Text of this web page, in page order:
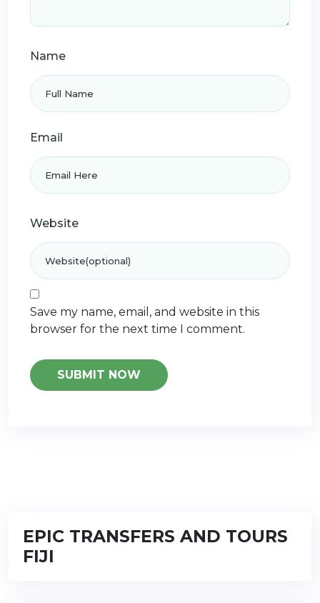
Name
Email
Website
Save my name, email, and website in this
browser for the next time I comment.
EPIC TRANSFERS AND TOURS
FIJI